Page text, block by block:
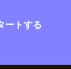
ートする